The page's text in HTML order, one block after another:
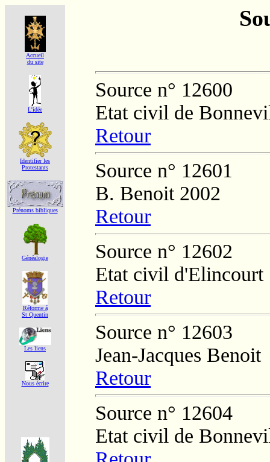
Accueil
du site
L'idée
Identifier les
Protestants
Prénoms bibliques
Généalogie
Réforme á
St Quentin
Les liens
Nous écrire
Source n° 12600
Etat civil de
Retour
Source n° 12601
B. Benoit 2002
Retour
Source n° 12602
Etat civil d'Elincourt
Retour
Source n° 12603
Jean-Jacques Benoit
Retour
Source n° 12604
Etat civil de